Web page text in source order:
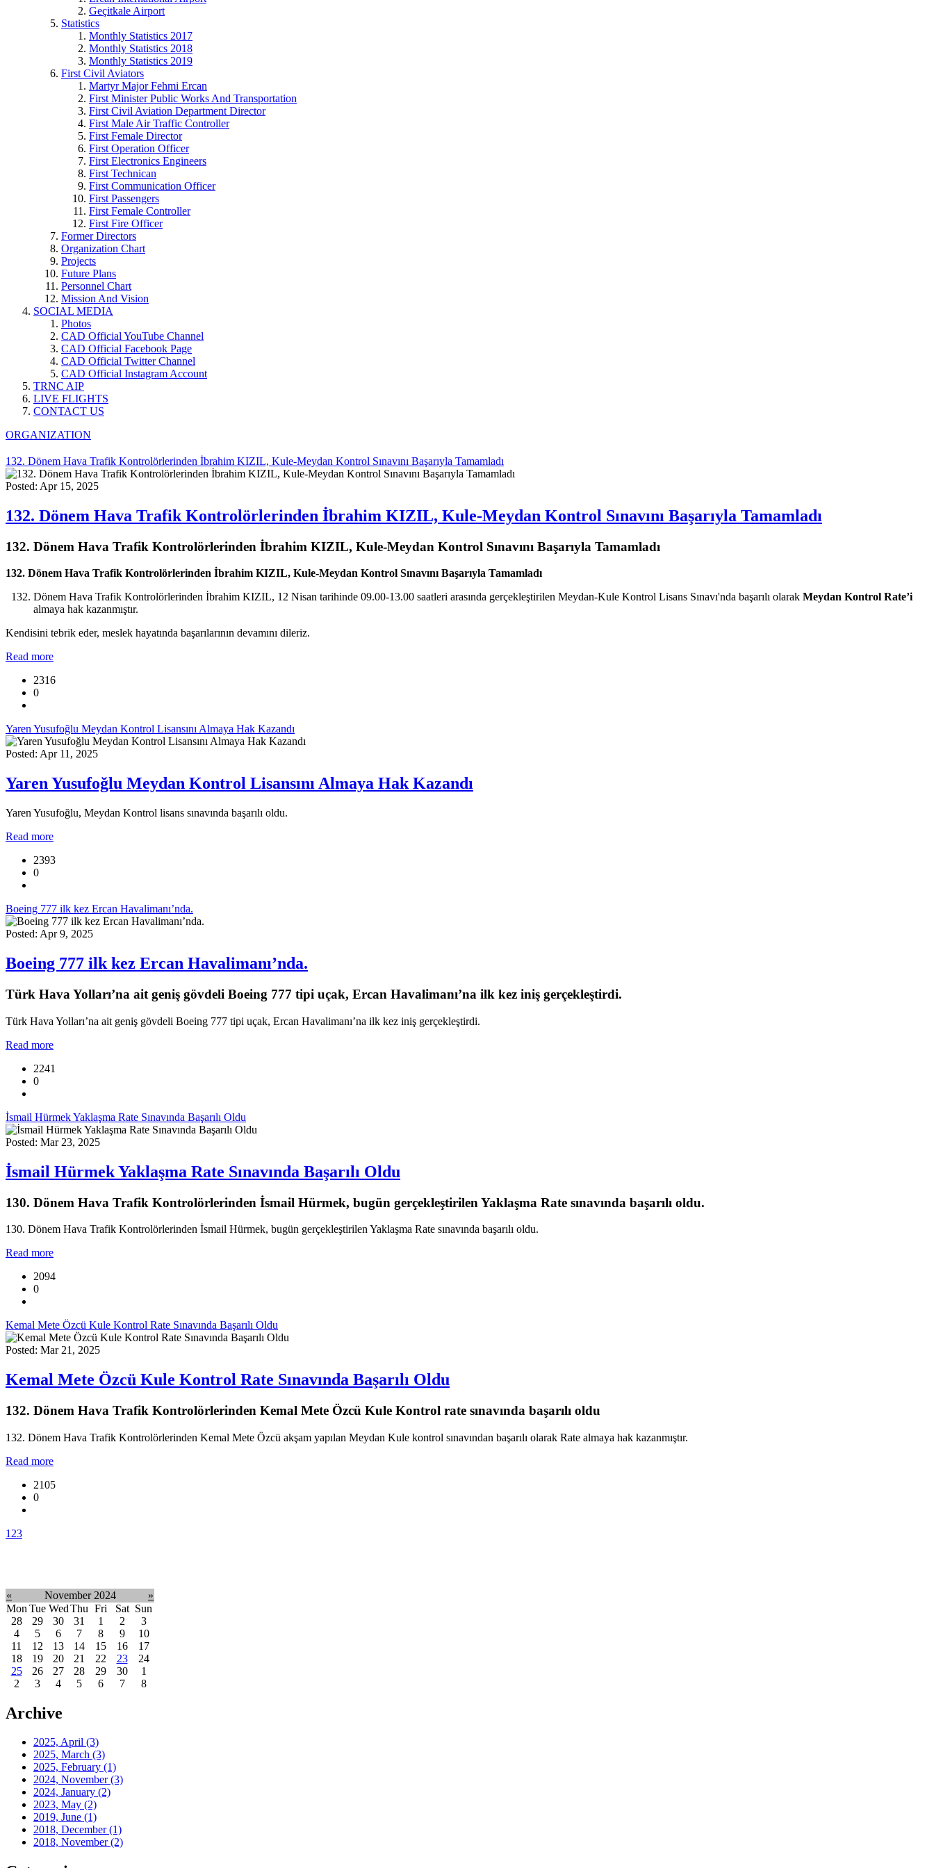
Geçitkale Airport
Statistics
Monthly Statistics 2017
Monthly Statistics 2018
Monthly Statistics 2019
First Civil Aviators
Martyr Major Fehmi Ercan
First Minister Public Works And Transportation
First Civil Aviation Department Director
First Male Air Traffic Controller
First Female Director
First Operation Officer
First Electronics Engineers
First Technican
First Communication Officer
First Passengers
First Female Controller
First Fire Officer
Former Directors
Organization Chart
Projects
Future Plans
Personnel Chart
Mission And Vision
SOCIAL MEDIA
Photos
CAD Official YouTube Channel
CAD Official Facebook Page
CAD Official Twitter Channel
CAD Official Instagram Account
TRNC AIP
LIVE FLIGHTS
CONTACT US
ORGANIZATION
132. Dönem Hava Trafik Kontrolörlerinden İbrahim KIZIL, Kule-Meydan Kontrol Sınavını Başarıyla Tamamladı
Posted: Apr 15, 2025
132. Dönem Hava Trafik Kontrolörlerinden İbrahim KIZIL, Kule-Meydan Kontrol Sınavını Başarıyla Tamamladı
132. Dönem Hava Trafik Kontrolörlerinden İbrahim KIZIL, Kule-Meydan Kontrol Sınavını Başarıyla Tamamladı
132. Dönem Hava Trafik Kontrolörlerinden İbrahim KIZIL, Kule-Meydan Kontrol Sınavını Başarıyla Tamamladı
Dönem Hava Trafik Kontrolörlerinden İbrahim KIZIL, 12 Nisan tarihinde 09.00-13.00 saatleri arasında gerçekleştirilen Meydan-Kule Kontrol Lisans Sınavı'nda başarılı olarak Meydan Kontrol Rate’i
almaya hak kazanmıştır.
Kendisini tebrik eder, meslek hayatında başarılarının devamını dileriz.
Read more
2316
0
Yaren Yusufoğlu Meydan Kontrol Lisansını Almaya Hak Kazandı
Posted: Apr 11, 2025
Yaren Yusufoğlu Meydan Kontrol Lisansını Almaya Hak Kazandı
Yaren Yusufoğlu, Meydan Kontrol lisans sınavında başarılı oldu.
Read more
2393
0
Boeing 777 ilk kez Ercan Havalimanı’nda.
Posted: Apr 9, 2025
Boeing 777 ilk kez Ercan Havalimanı’nda.
Türk Hava Yolları’na ait geniş gövdeli Boeing 777 tipi uçak, Ercan Havalimanı’na ilk kez iniş gerçekleştirdi.
Türk Hava Yolları’na ait geniş gövdeli Boeing 777 tipi uçak, Ercan Havalimanı’na ilk kez iniş gerçekleştirdi.
Read more
2241
0
İsmail Hürmek Yaklaşma Rate Sınavında Başarılı Oldu
Posted: Mar 23, 2025
İsmail Hürmek Yaklaşma Rate Sınavında Başarılı Oldu
130. Dönem Hava Trafik Kontrolörlerinden İsmail Hürmek, bugün gerçekleştirilen Yaklaşma Rate sınavında başarılı oldu.
130. Dönem Hava Trafik Kontrolörlerinden İsmail Hürmek, bugün gerçekleştirilen Yaklaşma Rate sınavında başarılı oldu.
Read more
2094
0
Kemal Mete Özcü Kule Kontrol Rate Sınavında Başarılı Oldu
Posted: Mar 21, 2025
Kemal Mete Özcü Kule Kontrol Rate Sınavında Başarılı Oldu
132. Dönem Hava Trafik Kontrolörlerinden Kemal Mete Özcü Kule Kontrol rate sınavında başarılı oldu
132. Dönem Hava Trafik Kontrolörlerinden Kemal Mete Özcü akşam yapılan Meydan Kule kontrol sınavından başarılı olarak Rate almaya hak kazanmıştır.
Read more
2105
0
1 23
« November 2024
»
Mon Tue WedThu Fri Sat Sun
28
29 30 31 1 2
3
4
5 6 7 8 9
10
11
12 13 14 15 16
17
18
19 20 21 22 23
24
25
26 27 28 29 30
1
2
3 4 5 6 7 8
Archive
2025, April (3)
2025, March (3)
2025, February (1)
2024, November(3)
2024, January (2)
2023, May (2)
2019, June (1)
2018, December(1)
2018, November(2)